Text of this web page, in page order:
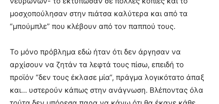
μοσχοπούλησαν στην πιάτσα καλύτερα και από τα
“μπούμπλε” που κλέβουν από τον παππού τους.
Το μόνο πρόβλημα εδώ ήταν ότι δεν άργησαν να
αρχίσουν να ζητάν τα λεφτά τους πίσω, επειδή το
προϊόν “δεν τους έκλασε μία“, πράγμα λογικότατο άπαξ
και… υστερούν κάπως στην ανάγνωση. Βλέποντας όλα